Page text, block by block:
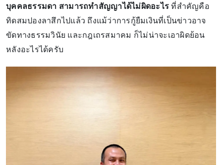
บุคคลธรรมดา สามารถทำสัญญาได้ไม่ผิดอะไร ที่สำคัญคือ
ทิดสมปองลาสึกไปแล้ว ถึงแม้ว่าการกู้ยืมเงินที่เป็นข่าวอาจ
ขัดทางธรรมวินัย และกฎเถรสมาคม ก็ไม่น่าจะเอาผิดย้อน
หลังอะไรได้ครับ